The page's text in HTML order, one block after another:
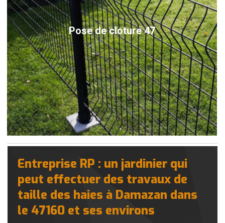
Pose de cloture 47
Entreprise RP : un jardinier qui
peut effectuer des travaux de
taille des haies à Damazan dans
le 47160 et ses environs